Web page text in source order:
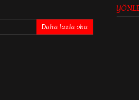
Daha fazla oku